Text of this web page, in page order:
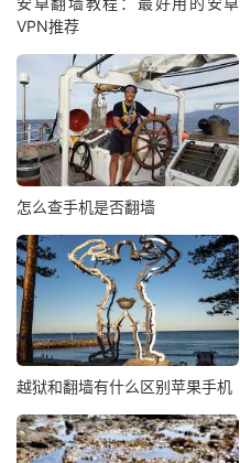
VPN推荐
怎么查手机是否翻墙
越狱和翻墙有什么区别苹果手机